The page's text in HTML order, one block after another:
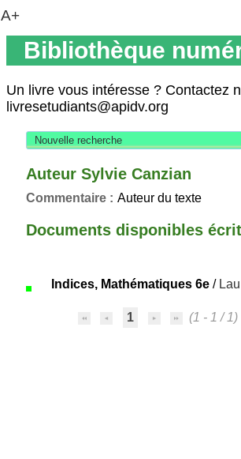
Bibliothèque
Un livre vous intéresse ? Contactez
livresetudiants@apidv.org
Nouvelle recherche
Auteur Sylvie Canzian
Commentaire : Auteur du texte
Documents disponibles
Indices, Mathématiques 6e /
1 (1 - 1 / 1)
A+